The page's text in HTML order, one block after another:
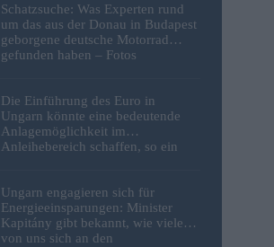
Schatzsuche: Was Experten rund
um das aus der Donau in Budapest
geborgene deutsche Motorrad
gefunden haben – Fotos
Die Einführung des Euro in
Ungarn könnte eine bedeutende
Anlagemöglichkeit im
Anleihebereich schaffen, so ein
Ungarn engagieren sich für
Energieeinsparungen: Minister
Kapitány gibt bekannt, wie viele
von uns sich an den